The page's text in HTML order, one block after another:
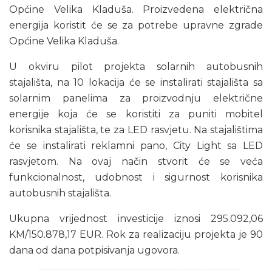
Općine Velika Kladuša. Proizvedena električna
energija koristit će se za potrebe upravne zgrade
Općine Velika Kladuša.
U okviru pilot projekta solarnih autobusnih
stajališta, na 10 lokacija će se instalirati stajališta sa
solarnim panelima za proizvodnju električne
energije koja će se koristiti za puniti mobitel
korisnika stajališta, te za LED rasvjetu. Na stajalištima
će se instalirati reklamni pano, City Light sa LED
rasvjetom. Na ovaj način stvorit će se veća
funkcionalnost, udobnost i sigurnost korisnika
autobusnih stajališta.
Ukupna vrijednost investicije iznosi 295.092,06
KM/150.878,17 EUR. Rok za realizaciju projekta je 90
dana od dana potpisivanja ugovora.